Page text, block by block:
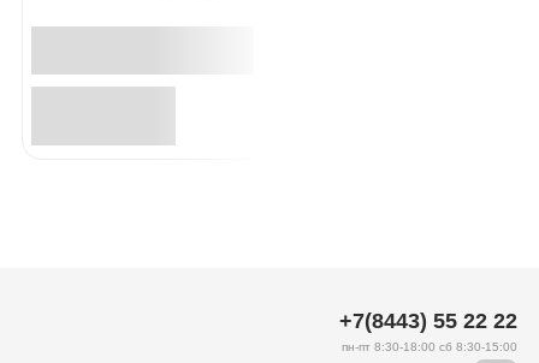
+7(8443) 55 22 22
пн-пт 8:30-18:00 сб 8:30-15:00